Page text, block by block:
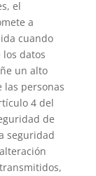
el
a
cuando
datos
un alto
las personas
4 del
de
seguridad